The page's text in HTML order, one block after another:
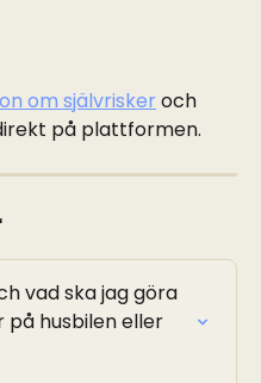
om självrisker och
på plattformen.
vad ska jag göra
husbilen eller